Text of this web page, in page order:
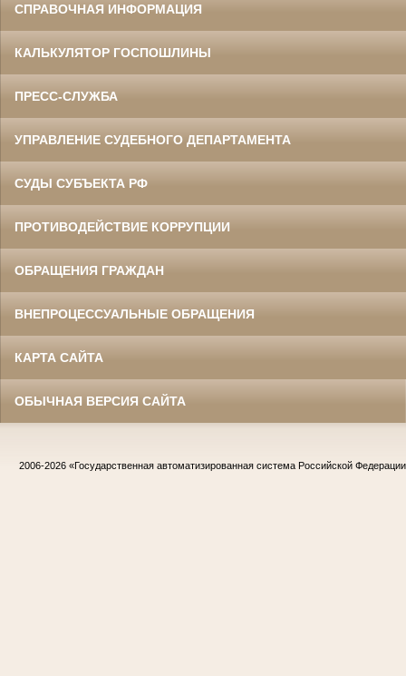
СПРАВОЧНАЯ ИНФОРМАЦИЯ
КАЛЬКУЛЯТОР ГОСПОШЛИНЫ
ПРЕСС-СЛУЖБА
УПРАВЛЕНИЕ СУДЕБНОГО ДЕПАРТАМЕНТА
СУДЫ СУБЪЕКТА РФ
ПРОТИВОДЕЙСТВИЕ КОРРУПЦИИ
ОБРАЩЕНИЯ ГРАЖДАН
ВНЕПРОЦЕССУАЛЬНЫЕ ОБРАЩЕНИЯ
КАРТА САЙТА
ОБЫЧНАЯ ВЕРСИЯ САЙТА
2006-2026 «Государственная автоматизированная система Российской